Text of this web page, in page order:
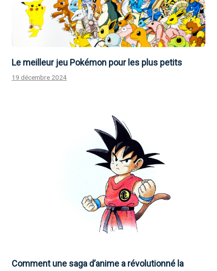
Le meilleur jeu Pokémon pour les plus petits
19 décembre 2024
Comment une saga d’anime a révolutionné la